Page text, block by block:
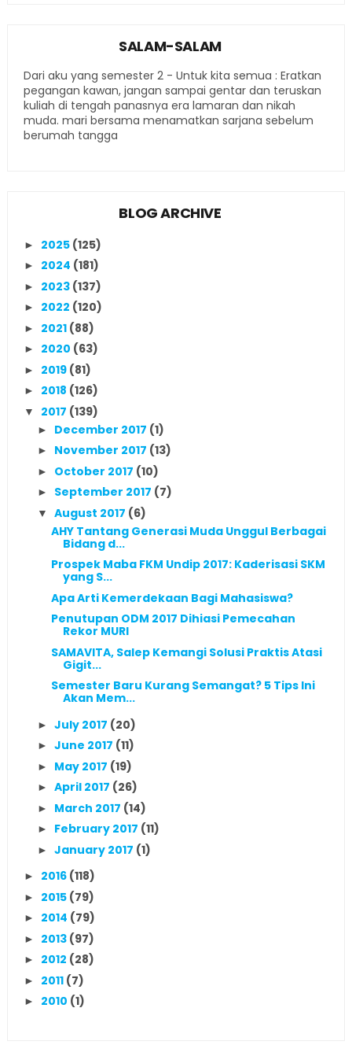
SALAM-SALAM
Dari aku yang semester 2 - Untuk kita semua : Eratkan
pegangan kawan, jangan sampai gentar dan teruskan
kuliah di tengah panasnya era lamaran dan nikah
muda. mari bersama menamatkan sarjana sebelum
berumah tangga
BLOG ARCHIVE
► 2025 (125)
► 2024 (181)
► 2023 (137)
► 2022 (120)
► 2021 (88)
► 2020 (63)
► 2019 (81)
► 2018 (126)
▼ 2017 (139)
► December 2017 (1)
► November 2017 (13)
► October 2017 (10)
► September 2017 (7)
▼ August 2017 (6)
AHY Tantang Generasi Muda Unggul Berbagai
Bidang d...
Prospek Maba FKM Undip 2017: Kaderisasi SKM
yang S...
Apa Arti Kemerdekaan Bagi Mahasiswa?
Penutupan ODM 2017 Dihiasi Pemecahan
Rekor MURI
SAMAVITA, Salep Kemangi Solusi Praktis Atasi
Gigit...
Semester Baru Kurang Semangat? 5 Tips Ini
Akan Mem...
► July 2017 (20)
► June 2017 (11)
► May 2017 (19)
► April 2017 (26)
► March 2017 (14)
► February 2017 (11)
► January 2017 (1)
► 2016 (118)
► 2015 (79)
► 2014 (79)
► 2013 (97)
► 2012 (28)
► 2011 (7)
► 2010 (1)